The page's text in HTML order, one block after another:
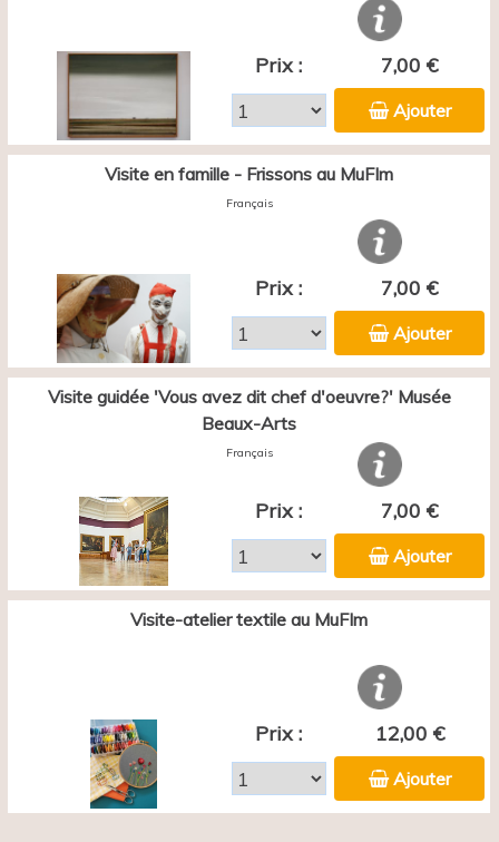
Prix : 7,00 €
Ajouter
Visite en famille - Frissons au MuFIm
Français
Prix : 7,00 €
Ajouter
Visite guidée 'Vous avez dit chef d'oeuvre?' Musée
Beaux-Arts
Français
Prix : 7,00 €
Ajouter
Visite-atelier textile au MuFIm
Prix : 12,00 €
Ajouter